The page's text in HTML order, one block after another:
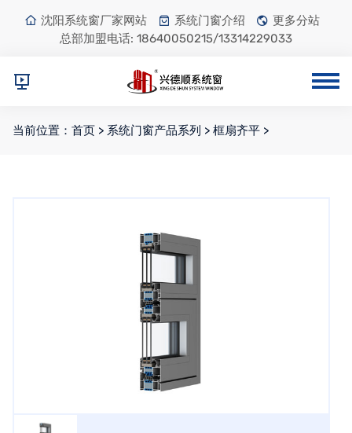
沈阳系统窗厂家网站 系统门窗介绍
更多分站
总部加盟电话: 18640050215/13314229033
当前位置： 首页 > 系统门窗产品系列 > 框扇齐平 >